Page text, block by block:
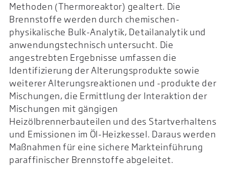
Methoden (Thermoreaktor) gealtert. Die
Brennstoffe werden durch chemischen-
physikalische Bulk-Analytik, Detailanalytik und
anwendungstechnisch untersucht. Die
angestrebten Ergebnisse umfassen die
Identifizierung der Alterungsprodukte sowie
weiterer Alterungsreaktionen und -produkte der
Mischungen, die Ermittlung der Interaktion der
Mischungen mit gängigen
Heizölbrennerbauteilen und des Startverhaltens
und Emissionen im Öl-Heizkessel. Daraus werden
Maßnahmen für eine sichere Markteinführung
paraffinischer Brennstoffe abgeleitet.